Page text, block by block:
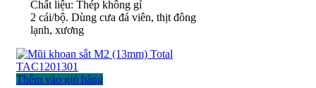
Chất liệu: Thép không gỉ
2 cái/bộ. Dùng cưa đá viên, thịt đông
lạnh, xương
Thêm vào giỏ hàng